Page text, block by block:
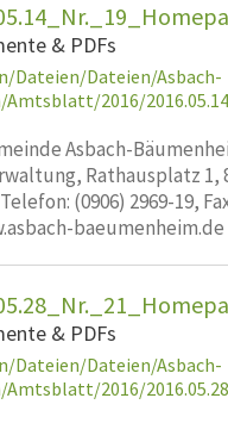
& PDFs
Dateien/Dateien/Asbach-
2016/
Asbach-
Rathausplatz 1,
(0906) 2969-19,
& PDFs
Dateien/Dateien/Asbach-
2016/